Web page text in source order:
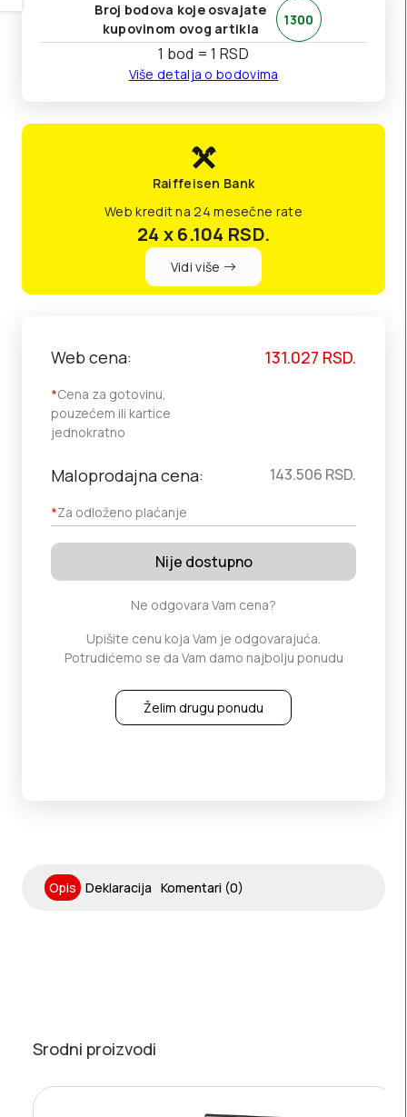
Broj bodova koje osvajate
kupovinom ovog artikla
1300
1 bod = 1 RSD
Više detalja o bodovima
Raiffeisen Bank
Web kredit na 24 mesečne rate
24 x 6.104 RSD.
Vidi više
Web cena:
*Cena za gotovinu,
pouzećem ili kartice
jednokratno
131.027 RSD.
Maloprodajna cena:
*Za odloženo plaćanje
143.506 RSD.
Nije dostupno
Ne odgovara Vam cena?
Upišite cenu koja Vam je odgovarajuća.
Potrudićemo se da Vam damo najbolju ponudu
Želim drugu ponudu
Opis Deklaracija Komentari (0)
Srodni proizvodi